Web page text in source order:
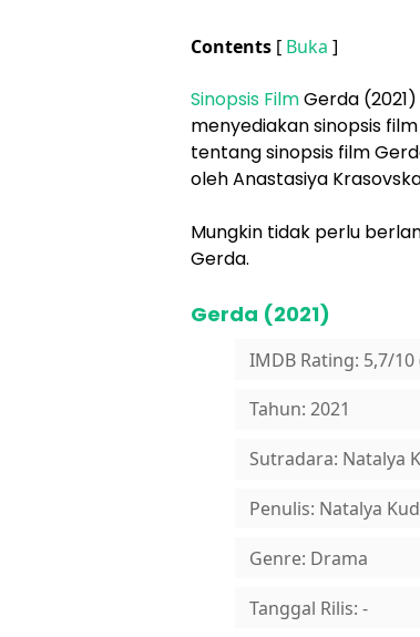
Contents [ Buka ]
Sinopsis FilmGerda
menyediakan sinopsis
tentang sinopsis film
oleh Anastasiya
Mungkin tidak perlu
Gerda.
Gerda (2021)
IMDB Rating: 5,7/10
Tahun: 2021
Sutradara: Natalya
Penulis: Natalya
Genre: Drama
Tanggal Rilis: -